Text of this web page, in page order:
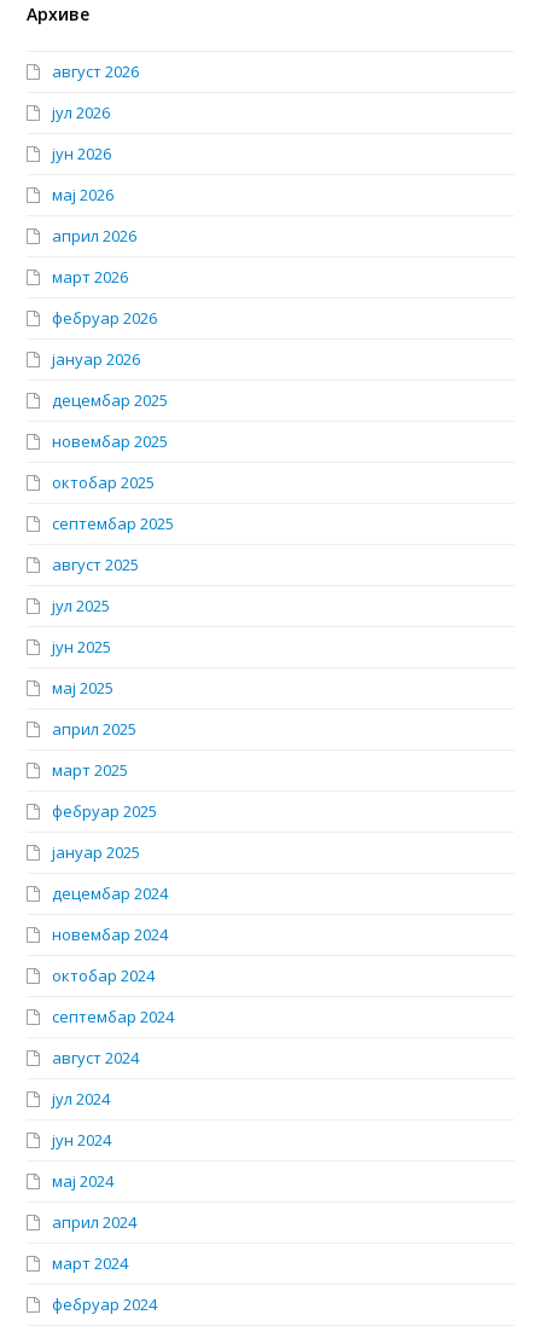
Архиве
август 2026
јул 2026
јун 2026
мај 2026
април 2026
март 2026
фебруар 2026
јануар 2026
децембар 2025
новембар 2025
октобар 2025
септембар 2025
август 2025
јул 2025
јун 2025
мај 2025
април 2025
март 2025
фебруар 2025
јануар 2025
децембар 2024
новембар 2024
октобар 2024
септембар 2024
август 2024
јул 2024
јун 2024
мај 2024
април 2024
март 2024
фебруар 2024